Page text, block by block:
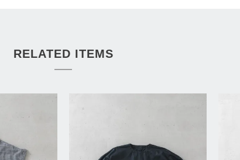
RELATED ITEMS